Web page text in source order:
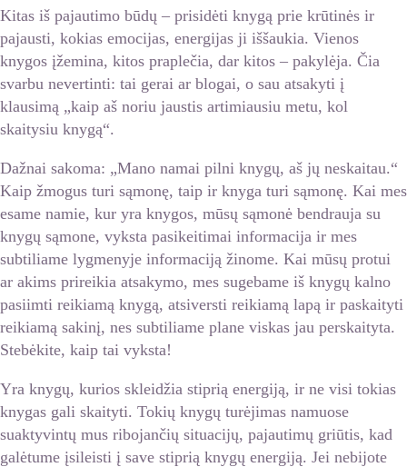
Kitas iš pajautimo būdų – prisidėti knygą prie krūtinės ir
pajausti, kokias emocijas, energijas ji iššaukia. Vienos
knygos įžemina, kitos praplečia, dar kitos – pakylėja. Čia
svarbu nevertinti: tai gerai ar blogai, o sau atsakyti į
klausimą „kaip aš noriu jaustis artimiausiu metu, kol
skaitysiu knygą“.
Dažnai sakoma: „Mano namai pilni knygų, aš jų neskaitau.“
Kaip žmogus turi sąmonę, taip ir knyga turi sąmonę. Kai mes
esame namie, kur yra knygos, mūsų sąmonė bendrauja su
knygų sąmone, vyksta pasikeitimai informacija ir mes
subtiliame lygmenyje informaciją žinome. Kai mūsų protui
ar akims prireikia atsakymo, mes sugebame iš knygų kalno
pasiimti reikiamą knygą, atsiversti reikiamą lapą ir paskaityti
reikiamą sakinį, nes subtiliame plane viskas jau perskaityta.
Stebėkite, kaip tai vyksta!
Yra knygų, kurios skleidžia stiprią energiją, ir ne visi tokias
knygas gali skaityti. Tokių knygų turėjimas namuose
suaktyvintų mus ribojančių situacijų, pajautimų griūtis, kad
galėtume įsileisti į save stiprią knygų energiją. Jei nebijote